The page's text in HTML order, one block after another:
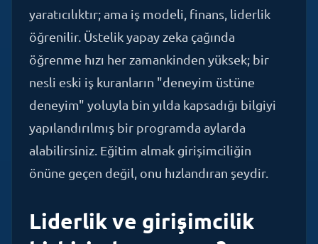
öğrenilir. Üstelik yapay zeka çağında
öğrenme hızı her zamankinden yüksek; bir
nesli eski iş kuranların "deneyim üstüne
deneyim" yoluyla bin yılda kapsadığı bilgiyi
yapılandırılmış bir programda aylarda
alabilirsiniz. Eğitim almak girişimciliğin
önüne geçen değil, onu hızlandıran şeydir.
birbirinden ayrı mı?